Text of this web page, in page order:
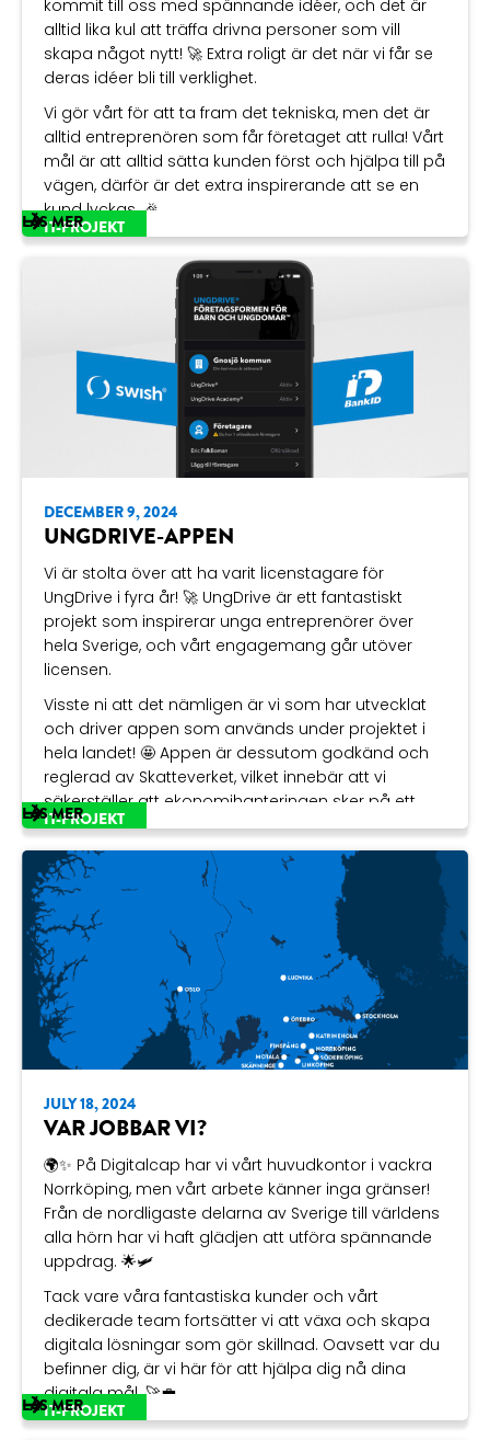
kommit till oss med spännande idéer, och det är
alltid lika kul att träffa drivna personer som vill
skapa något nytt! 🚀 Extra roligt är det när vi får se
deras idéer bli till verklighet.
Vi gör vårt för att ta fram det tekniska, men det är
alltid entreprenören som får företaget att rulla! Vårt
mål är att alltid sätta kunden först och hjälpa till på
vägen, därför är det extra inspirerande att se en
kund lyckas. 🎉
En av dem är Martin Holmström, som genom
Byggmäklaren har byggt ett starkt nätverk mellan
byggföretag. Vi fortsätter att utveckla hans
hemsida och produkt – det ska bli riktigt
spännande att följa utvecklingen framåt! 🏗️✨
Läs mer om deras verksamhet här 👉
byggmaklaren.se
Har du också en grym idé du vill förverkliga? Vi är
med från idé till slutförande – en bra partner på
IT-PROJEKT
LÄS MER
DECEMBER 9, 2024
UNGDRIVE-APPEN
Vi är stolta över att ha varit licenstagare för
UngDrive i fyra år! 🚀 UngDrive är ett fantastiskt
projekt som inspirerar unga entreprenörer över
hela Sverige, och vårt engagemang går utöver
licensen.
Visste ni att det nämligen är vi som har utvecklat
och driver appen som används under projektet i
hela landet! 🤩 Appen är dessutom godkänd och
reglerad av Skatteverket, vilket innebär att vi
säkerställer att ekonomihanteringen sker på ett
smidigt och korrekt sätt för alla deltagare. 🧾
Digitalcap – Framtiden är redan här!
IT-PROJEKT
LÄS MER
JULY 18, 2024
VAR JOBBAR VI?
🌍✨ På Digitalcap har vi vårt huvudkontor i vackra
Norrköping, men vårt arbete känner inga gränser!
Från de nordligaste delarna av Sverige till världens
alla hörn har vi haft glädjen att utföra spännande
uppdrag. 🌟🛩
Tack vare våra fantastiska kunder och vårt
dedikerade team fortsätter vi att växa och skapa
digitala lösningar som gör skillnad. Oavsett var du
befinner dig, är vi här för att hjälpa dig nå dina
digitala mål. 🚀💼
Digitalcap – Framtiden är redan här!
IT-PROJEKT
LÄS MER